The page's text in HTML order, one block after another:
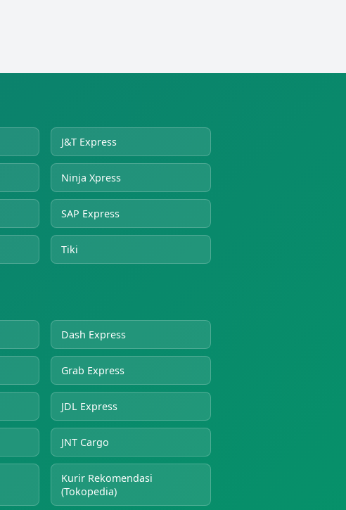
J&T Express
Ninja Xpress
SAP Express
Tiki
Dash Express
Grab Express
JDL Express
JNT Cargo
Kurir Rekomendasi
(Tokopedia)